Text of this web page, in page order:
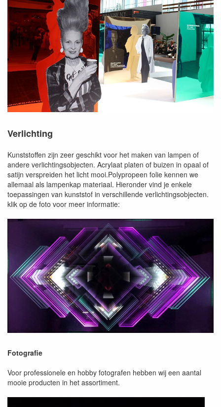
Verlichting
Kunststoffen zijn zeer geschikt voor het maken van lampen of
andere verlichtingsobjecten. Acrylaat platen of buizen in opaal of
satijn verspreiden het licht mooi.Polypropeen folie kennen we
allemaal als lampenkap materiaal. Hieronder vind je enkele
toepassingen van kunststof in verschillende verlichtingsobjecten.
klik op de foto voor meer informatie:
Fotografie
Voor professionele en hobby fotografen hebben wij een aantal
mooie producten in het assortiment.